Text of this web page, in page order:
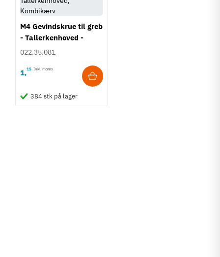
M4 Gevindskrue til greb
- Tallerkenhoved -
Krydskærv
022.35.081
1,15 Inkl. moms
384 stk på lager